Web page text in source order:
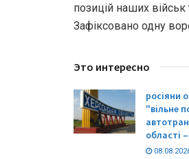
позицій наших військ
Зафіксовано одну
Это интересно
росіяни
"вільне
області